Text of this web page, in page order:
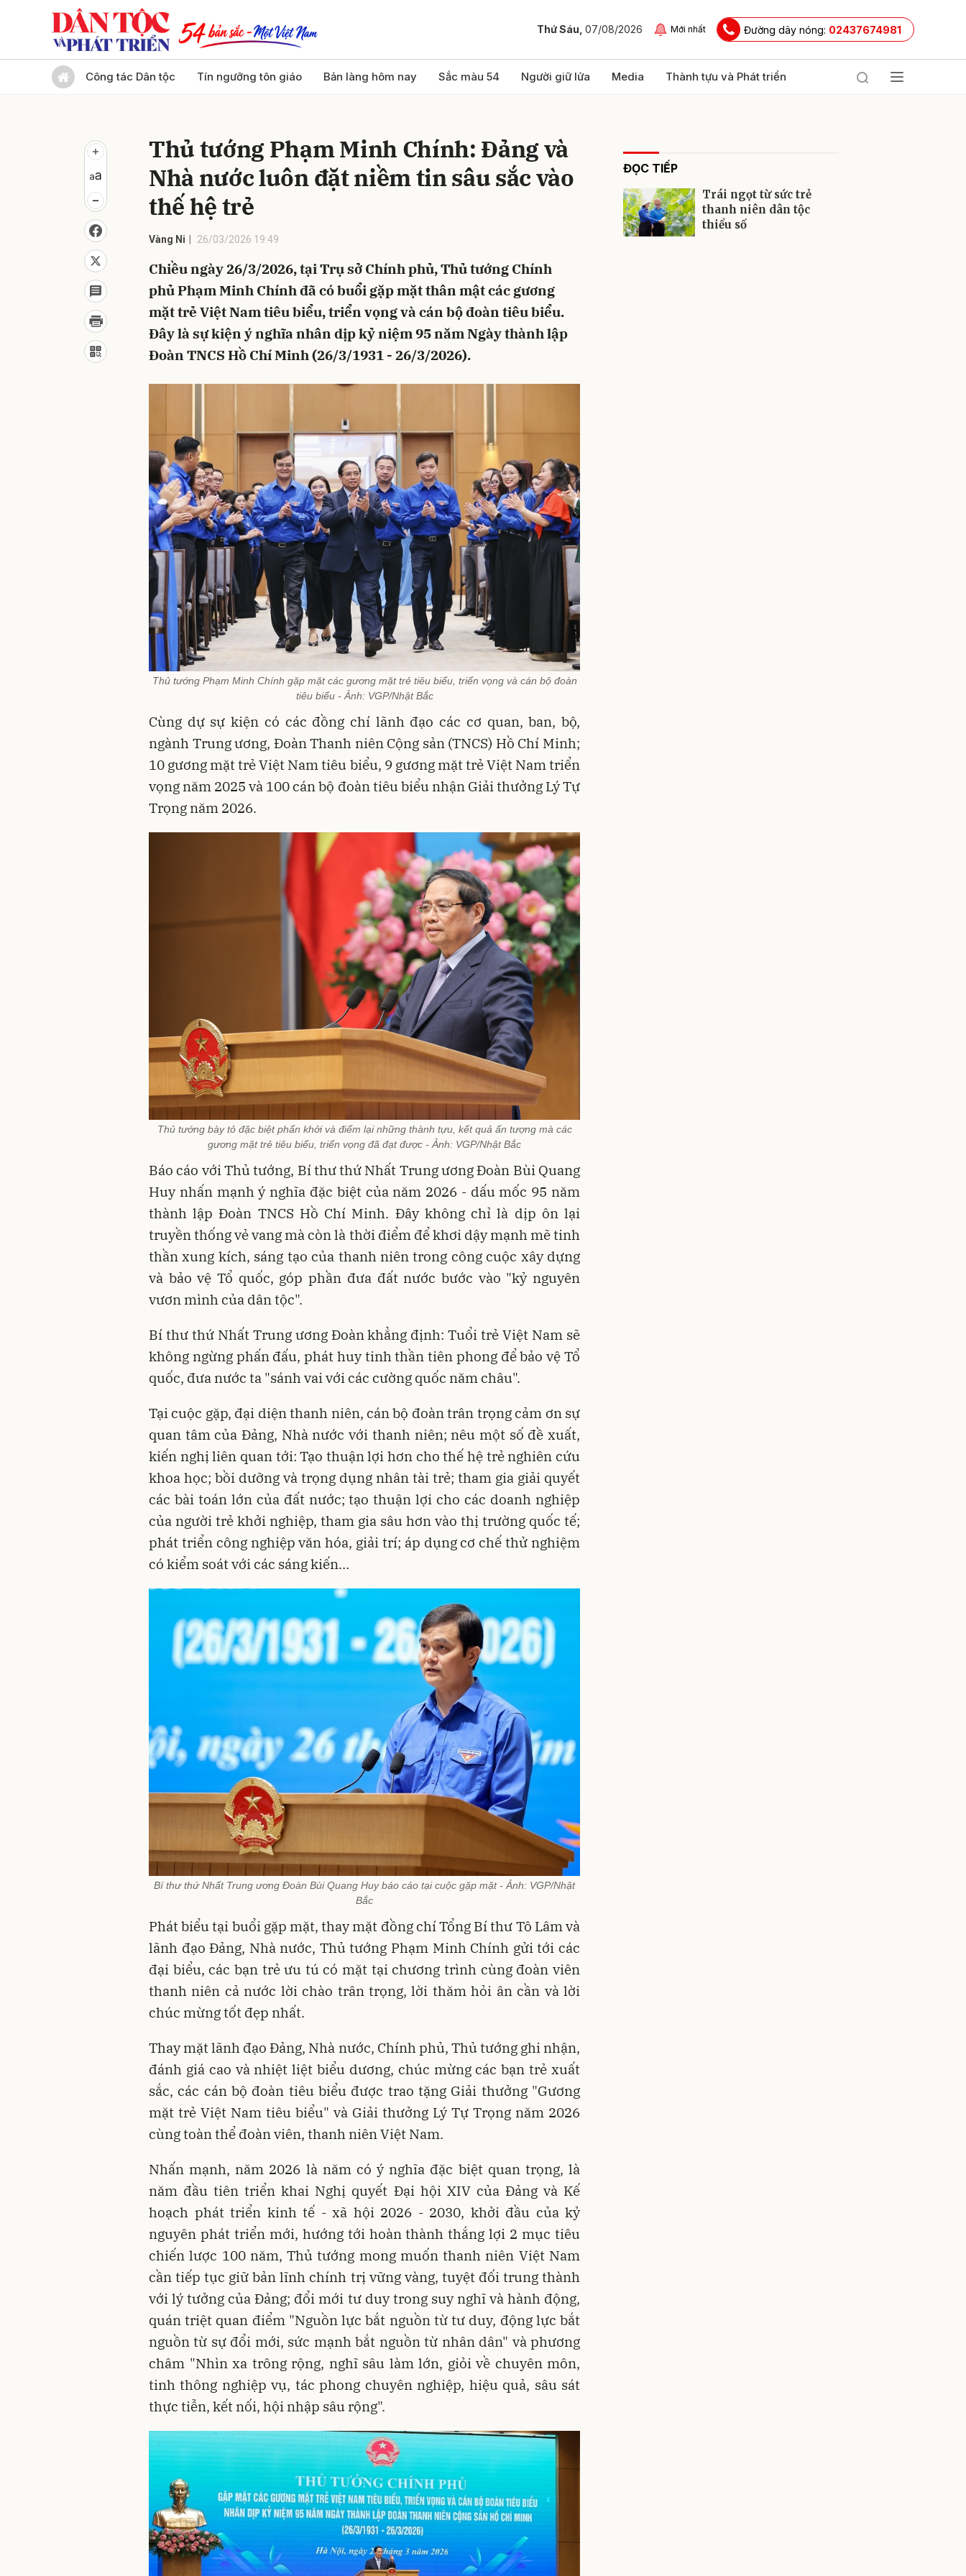
Thứ Sáu, 07/08/2026 Mới nhất Đường dây nóng: 02437674981
Công tác Dân tộc Tín ngưỡng tôn giáo Bản làng hôm nay Sắc màu 54 Người giữ lửa Media Thành tựu và Phát triển
Thủ tướng Phạm Minh Chính: Đảng và
Nhà nước luôn đặt niềm tin sâu sắc vào
thế hệ trẻ
Vàng Ni 26/03/2026 19:49
Chiều ngày 26/3/2026, tại Trụ sở Chính phủ, Thủ tướng Chính
phủ Phạm Minh Chính đã có buổi gặp mặt thân mật các gương
mặt trẻ Việt Nam tiêu biểu, triển vọng và cán bộ đoàn tiêu biểu.
Đây là sự kiện ý nghĩa nhân dịp kỷ niệm 95 năm Ngày thành lập
Đoàn TNCS Hồ Chí Minh (26/3/1931 - 26/3/2026).
Thủ tướng Phạm Minh Chính gặp mặt các gương mặt trẻ tiêu biểu, triển vọng và cán bộ đoàn
tiêu biểu - Ảnh: VGP/Nhật Bắc
Cùng dự sự kiện có các đồng chí lãnh đạo các cơ quan, ban, bộ,
ngành Trung ương, Đoàn Thanh niên Cộng sản (TNCS) Hồ Chí Minh;
10 gương mặt trẻ Việt Nam tiêu biểu, 9 gương mặt trẻ Việt Nam triển
vọng năm 2025 và 100 cán bộ đoàn tiêu biểu nhận Giải thưởng Lý Tự
Trọng năm 2026.
Thủ tướng bày tỏ đặc biệt phấn khởi và điểm lại những thành tựu, kết quả ấn tượng mà các
gương mặt trẻ tiêu biểu, triển vọng đã đạt được - Ảnh: VGP/Nhật Bắc
Báo cáo với Thủ tướng, Bí thư thứ Nhất Trung ương Đoàn Bùi Quang
Huy nhấn mạnh ý nghĩa đặc biệt của năm 2026 - dấu mốc 95 năm
thành lập Đoàn TNCS Hồ Chí Minh. Đây không chỉ là dịp ôn lại
truyền thống vẻ vang mà còn là thời điểm để khơi dậy mạnh mẽ tinh
thần xung kích, sáng tạo của thanh niên trong công cuộc xây dựng
và bảo vệ Tổ quốc, góp phần đưa đất nước bước vào "kỷ nguyên
vươn mình của dân tộc".
Bí thư thứ Nhất Trung ương Đoàn khẳng định: Tuổi trẻ Việt Nam sẽ
không ngừng phấn đấu, phát huy tinh thần tiên phong để bảo vệ Tổ
quốc, đưa nước ta "sánh vai với các cường quốc năm châu".
Tại cuộc gặp, đại diện thanh niên, cán bộ đoàn trân trọng cảm ơn sự
quan tâm của Đảng, Nhà nước với thanh niên; nêu một số đề xuất,
kiến nghị liên quan tới: Tạo thuận lợi hơn cho thế hệ trẻ nghiên cứu
khoa học; bồi dưỡng và trọng dụng nhân tài trẻ; tham gia giải quyết
các bài toán lớn của đất nước; tạo thuận lợi cho các doanh nghiệp
của người trẻ khởi nghiệp, tham gia sâu hơn vào thị trường quốc tế;
phát triển công nghiệp văn hóa, giải trí; áp dụng cơ chế thử nghiệm
có kiểm soát với các sáng kiến…
Bí thư thứ Nhất Trung ương Đoàn Bùi Quang Huy báo cáo tại cuộc gặp mặt - Ảnh: VGP/Nhật
Bắc
Phát biểu tại buổi gặp mặt, thay mặt đồng chí Tổng Bí thư Tô Lâm và
lãnh đạo Đảng, Nhà nước, Thủ tướng Phạm Minh Chính gửi tới các
đại biểu, các bạn trẻ ưu tú có mặt tại chương trình cùng đoàn viên
thanh niên cả nước lời chào trân trọng, lời thăm hỏi ân cần và lời
chúc mừng tốt đẹp nhất.
Thay mặt lãnh đạo Đảng, Nhà nước, Chính phủ, Thủ tướng ghi nhận,
đánh giá cao và nhiệt liệt biểu dương, chúc mừng các bạn trẻ xuất
sắc, các cán bộ đoàn tiêu biểu được trao tặng Giải thưởng "Gương
mặt trẻ Việt Nam tiêu biểu" và Giải thưởng Lý Tự Trọng năm 2026
cùng toàn thể đoàn viên, thanh niên Việt Nam.
Nhấn mạnh, năm 2026 là năm có ý nghĩa đặc biệt quan trọng, là
năm đầu tiên triển khai Nghị quyết Đại hội XIV của Đảng và Kế
hoạch phát triển kinh tế - xã hội 2026 - 2030, khởi đầu của kỷ
nguyên phát triển mới, hướng tới hoàn thành thắng lợi 2 mục tiêu
chiến lược 100 năm, Thủ tướng mong muốn thanh niên Việt Nam
cần tiếp tục giữ bản lĩnh chính trị vững vàng, tuyệt đối trung thành
với lý tưởng của Đảng; đổi mới tư duy trong suy nghĩ và hành động,
quán triệt quan điểm "Nguồn lực bắt nguồn từ tư duy, động lực bắt
nguồn từ sự đổi mới, sức mạnh bắt nguồn từ nhân dân" và phương
châm "Nhìn xa trông rộng, nghĩ sâu làm lớn, giỏi về chuyên môn,
tinh thông nghiệp vụ, tác phong chuyên nghiệp, hiệu quả, sâu sát
thực tiễn, kết nối, hội nhập sâu rộng".
ĐỌC TIẾP
Trái ngọt từ sức trẻ
thanh niên dân tộc
thiểu số
Gửi bình luận
Gửi